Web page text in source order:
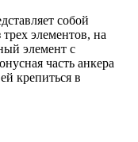
собой
элементов, на
элемент с
часть анкера
крепиться в